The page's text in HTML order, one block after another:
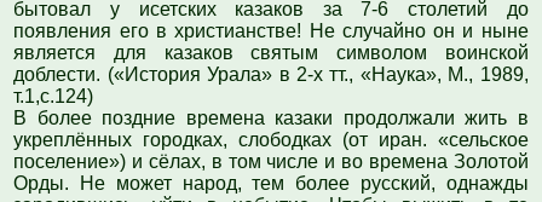
бытовал у исетских казаков за 7-6 столетий до
появления его в христианстве! Не случайно он и ныне
является для казаков святым символом воинской
доблести. («История Урала» в 2-х тт., «Наука», М., 1989,
т.1,с.124)
В более поздние времена казаки продолжали жить в
укреплённых городках, слободках (от иран. «сельское
поселение») и сёлах, в том числе и во времена Золотой
Орды. Не может народ, тем более русский, однажды